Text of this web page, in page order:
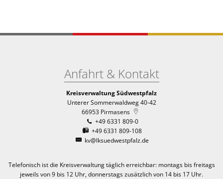
Anfahrt & Kontakt
Kreisverwaltung Südwestpfalz
Unterer Sommerwaldweg 40-42
66953 Pirmasens
+49 6331 809-0
+49 6331 809-108
kv@lksuedwestpfalz.de
Telefonisch ist die Kreisverwaltung täglich erreichbar: montags bis freitags
jeweils von 9 bis 12 Uhr, donnerstags zusätzlich von 14 bis 17 Uhr.